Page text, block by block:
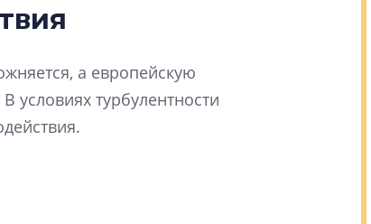
а европейскую
условиях турбулентности
Центробанк: квартиры в домах
2020-2026 годов постройки на